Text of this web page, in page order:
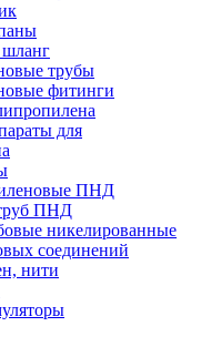
трубы
фитинги
для
ПНД
ПНД
никелированные
соединений
нити